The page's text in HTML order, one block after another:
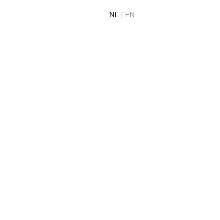
NL | EN